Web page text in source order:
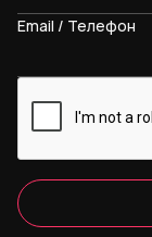
Email / Телефон